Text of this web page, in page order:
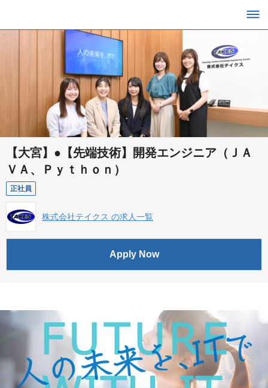
【大宮】●【先端技術】開発エンジニア（ＪＡ
ＶＡ、Ｐｙｔｈｏｎ）
正社員
株式会社テイクス の求人一覧
Apply Now